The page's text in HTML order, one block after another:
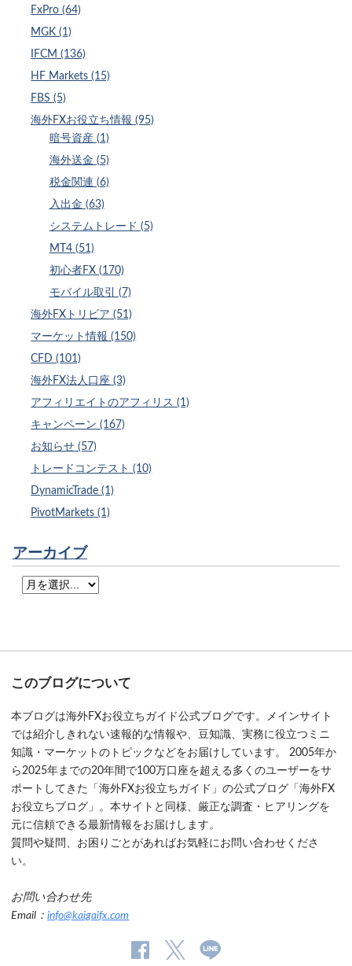
FxPro (64)
MGK (1)
IFCM (136)
HF Markets (15)
FBS (5)
海外FXお役立ち情報 (95)
暗号資産 (1)
海外送金 (5)
税金関連 (6)
入出金 (63)
システムトレード (5)
MT4 (51)
初心者FX (170)
モバイル取引 (7)
海外FXトリビア (51)
マーケット情報 (150)
CFD (101)
海外FX法人口座 (3)
アフィリエイトのアフィリス (1)
キャンペーン (167)
お知らせ (57)
トレードコンテスト (10)
DynamicTrade (1)
PivotMarkets (1)
アーカイブ
このブログについて
本ブログは海外FXお役立ちガイド公式ブログです。メインサイト
では紹介しきれない速報的な情報や、豆知識、実務に役立つミニ
知識・マーケットのトピックなどをお届けしています。 2005年か
ら2025年までの20年間で100万口座を超える多くのユーザーをサ
ポートしてきた「海外FXお役立ちガイド」の公式ブログ「海外FX
お役立ちブログ」。本サイトと同様、厳正な調査・ヒアリングを
元に信頼できる最新情報をお届けします。
質問や疑問、お困りごとがあればお気軽にお問い合わせくださ
い。
お問い合わせ先
Email：info@kaigaifx.com